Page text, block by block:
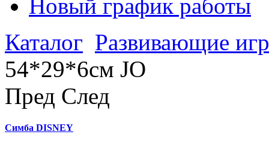
Новый график работы
Каталог Развивающие
54*29*6см JO
Пред След
Симба DISNEY